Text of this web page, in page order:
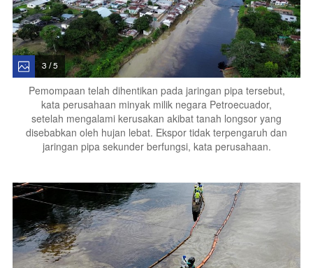
3 / 5
Pemompaan telah dihentikan pada jaringan pipa tersebut,
kata perusahaan minyak milik negara Petroecuador,
setelah mengalami kerusakan akibat tanah longsor yang
disebabkan oleh hujan lebat. Ekspor tidak terpengaruh dan
jaringan pipa sekunder berfungsi, kata perusahaan.